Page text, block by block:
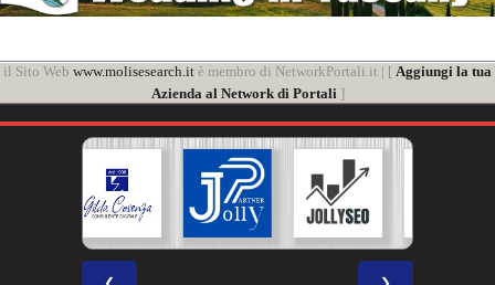
il Sito Web www.molisesearch.it è membro di NetworkPortali.it | [ Aggiungi la tua
Azienda al Network di Portali]